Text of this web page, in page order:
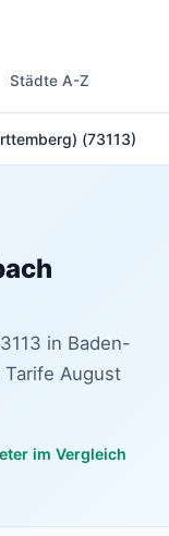
Städte A-Z
(73113)
in Baden-
August
im Vergleich